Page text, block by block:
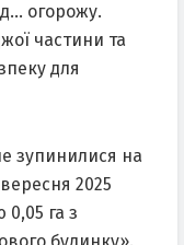
огорожу.
частини та
для
зупинилися на
2025
га з